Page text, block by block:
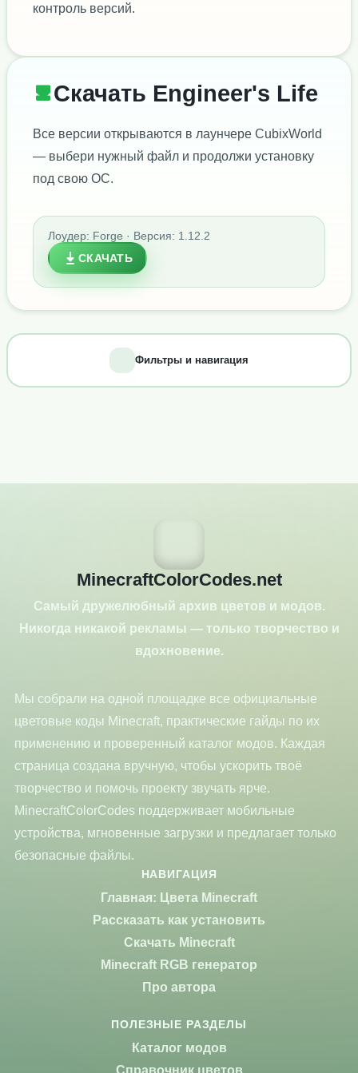
контроль версий.
Скачать Engineer's Life
Все версии открываются в лаунчере CubixWorld
— выбери нужный файл и продолжи установку
под свою ОС.
Лоудер: Forge · Версия: 1.12.2
СКАЧАТЬ
Фильтры и навигация
MinecraftColorCodes.net
Самый дружелюбный архив цветов и модов.
Никогда никакой рекламы — только творчество и
вдохновение.
Мы собрали на одной площадке все официальные
цветовые коды Minecraft, практические гайды по их
применению и проверенный каталог модов. Каждая
страница создана вручную, чтобы ускорить твоё
творчество и помочь проекту звучать ярче.
MinecraftColorCodes поддерживает мобильные
устройства, мгновенные загрузки и предлагает только
безопасные файлы.
НАВИГАЦИЯ
Главная: Цвета Minecraft
Рассказать как установить
Скачать Minecraft
Minecraft RGB генератор
Про автора
ПОЛЕЗНЫЕ РАЗДЕЛЫ
Каталог модов
Справочник цветов